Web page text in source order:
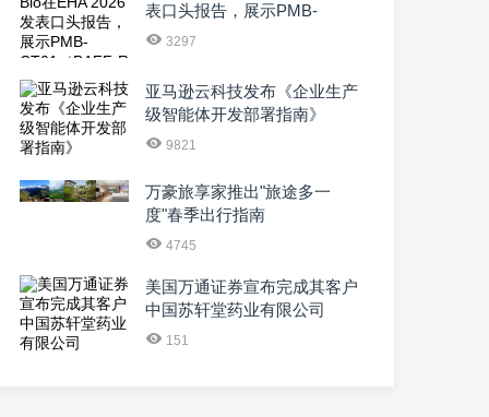
表口头报告，展示PMB-
CT01（BAFF-R CAR···
3297
亚马逊云科技发布《企业生产
级智能体开发部署指南》
9821
万豪旅享家推出"旅途多一
度"春季出行指南
4745
美国万通证券宣布完成其客户
中国苏轩堂药业有限公司
（NASDAQ：SXTC）1000万
151